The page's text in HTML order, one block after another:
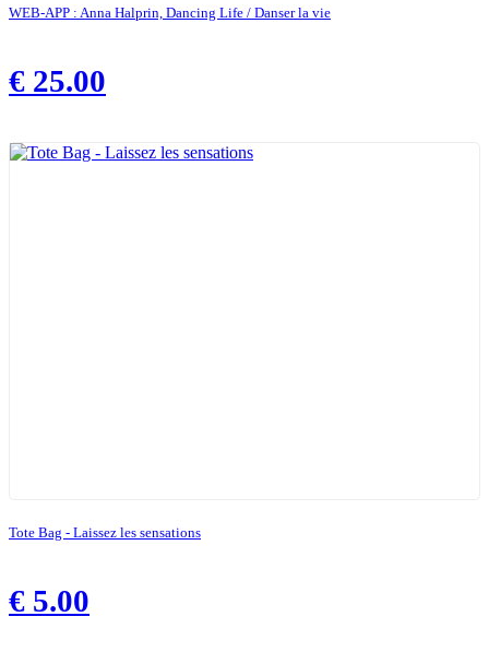
WEB-APP : Anna Halprin, Dancing Life / Danser la vie
€ 25.00
Tote Bag - Laissez les sensations
€ 5.00